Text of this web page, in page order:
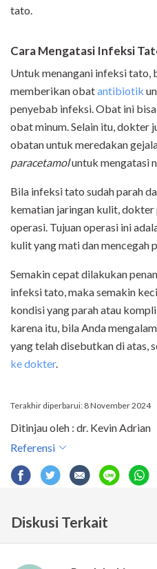
tato.
Cara Mengatasi Infeksi
Untuk menangani infeksi tato,
memberikan obatantibiotik
penyebab infeksi. Obat ini
obat minum. Selain itu, dokter
obatan untuk meredakan
paracetamoluntuk mengatasi
Bila infeksi tato sudah parah
kematian jaringan kulit, dokter
operasi. Tujuan operasi ini
kulit yang mati dan mencegah
Semakin cepat dilakukan
infeksi tato, maka semakin
kondisi yang parah atau
karena itu, bila Anda
yang telah disebutkan di atas,
ke dokter.
Terakhir diperbarui: 8 November 2024